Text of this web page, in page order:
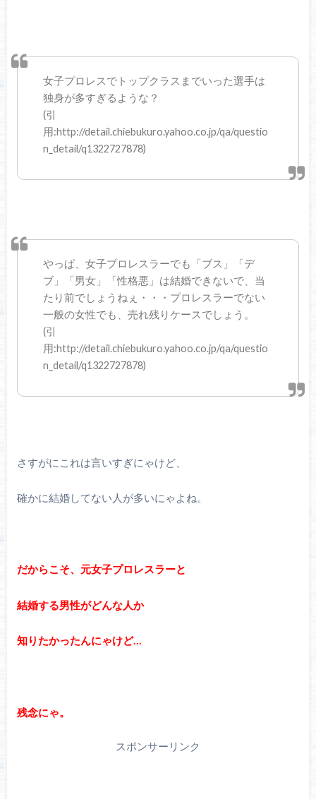
女子プロレスでトップクラスまでいった選手は
独身が多すぎるような？
(引
用:http://detail.chiebukuro.yahoo.co.jp/qa/questio
n_detail/q1322727878)
やっぱ、女子プロレスラーでも「ブス」「デ
ブ」「男女」「性格悪」は結婚できないで、当
たり前でしょうねぇ・・・プロレスラーでない
一般の女性でも、売れ残りケースでしょう。
(引
用:http://detail.chiebukuro.yahoo.co.jp/qa/questio
n_detail/q1322727878)
さすがにこれは言いすぎにゃけど、
確かに結婚してない人が多いにゃよね。
だからこそ、元女子プロレスラーと
結婚する男性がどんな人か
知りたかったんにゃけど…
残念にゃ。
スポンサーリンク